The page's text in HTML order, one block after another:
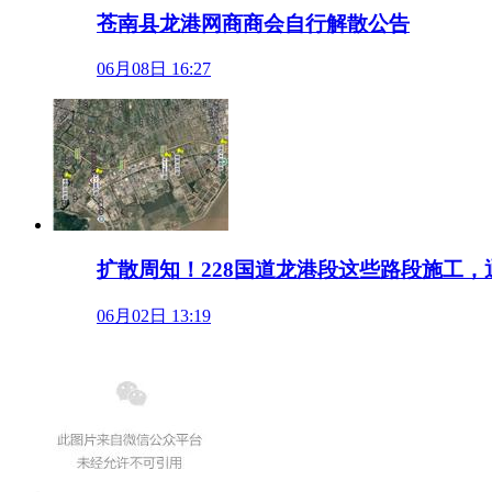
苍南县龙港网商商会自行解散公告
06月08日 16:27
扩散周知！228国道龙港段这些路段施工
06月02日 13:19